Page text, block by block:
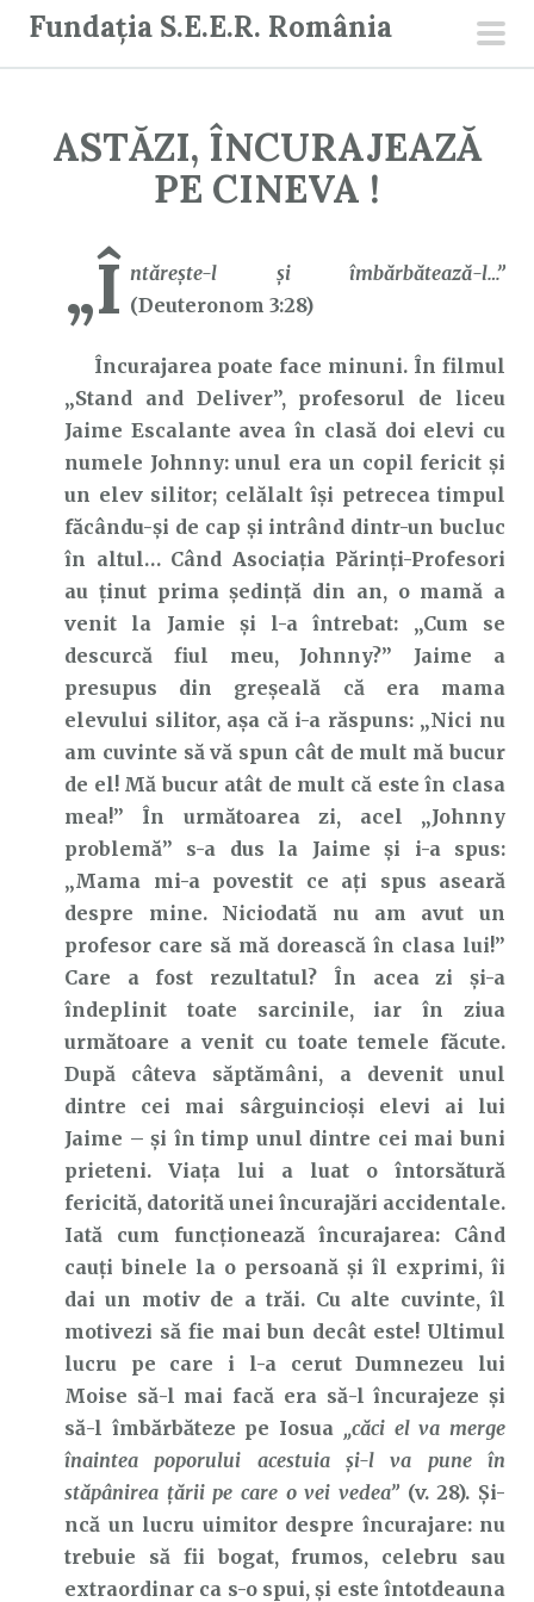
Fundația S.E.E.R. România
ASTĂZI, ÎNCURAJEAZĂ
PE CINEVA !
„Î ntăreşte-l şi îmbărbătează-l…”
(Deuteronom 3:28)
Încurajarea poate face minuni. În filmul
„Stand and Deliver”, profesorul de liceu
Jaime Escalante avea în clasă doi elevi cu
numele Johnny: unul era un copil fericit și
un elev silitor; celălalt își petrecea timpul
făcându-și de cap și intrând dintr-un bucluc
în altul… Când Asociația Părinți-Profesori
au ținut prima ședință din an, o mamă a
venit la Jamie și l-a întrebat: „Cum se
descurcă fiul meu, Johnny?” Jaime a
presupus din greșeală că era mama
elevului silitor, așa că i-a răspuns: „Nici nu
am cuvinte să vă spun cât de mult mă bucur
de el! Mă bucur atât de mult că este în clasa
mea!” În următoarea zi, acel „Johnny
problemă” s-a dus la Jaime și i-a spus:
„Mama mi-a povestit ce ați spus aseară
despre mine. Niciodată nu am avut un
profesor care să mă dorească în clasa lui!”
Care a fost rezultatul? În acea zi și-a
îndeplinit toate sarcinile, iar în ziua
următoare a venit cu toate temele făcute.
După câteva săptămâni, a devenit unul
dintre cei mai sârguincioși elevi ai lui
Jaime – și în timp unul dintre cei mai buni
prieteni. Viața lui a luat o întorsătură
fericită, datorită unei încurajări accidentale.
Iată cum funcționează încurajarea: Când
cauți binele la o persoană și îl exprimi, îi
dai un motiv de a trăi. Cu alte cuvinte, îl
motivezi să fie mai bun decât este! Ultimul
lucru pe care i l-a cerut Dumnezeu lui
Moise să-l mai facă era să-l încurajeze și
să-l îmbărbăteze pe Iosua „căci el va merge
înaintea poporului acestuia şi-l va pune în
stăpânirea ţării pe care o vei vedea” (v. 28). Și-
ncă un lucru uimitor despre încurajare: nu
trebuie să fii bogat, frumos, celebru sau
extraordinar ca s-o spui, și este întotdeauna